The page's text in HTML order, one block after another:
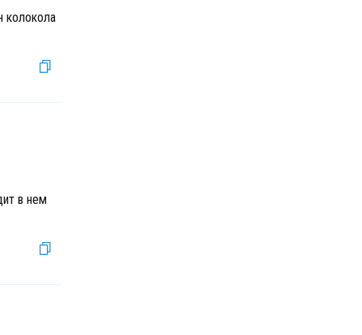
колокола
в нем